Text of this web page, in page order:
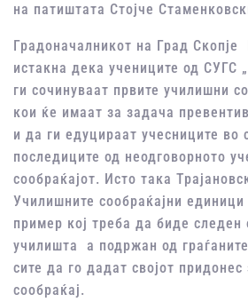
на патиштата Стојче
Градоначалникот на Град Скопје
истакна дека учениците од СУГС
ги сочинуваат првите училишни
кои ќе имаат за задача
и да ги едуцираат учесниците во
последиците од неодговорното
сообраќајот. Исто така
Училишните сообраќајни единици
пример кој треба да биде следен
училишта а подржан од
сите да го дадат својот
сообраќај.